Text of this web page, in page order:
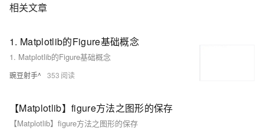
相关文章
1. Matplotlib的Figure基础概念
1. Matplotlib的Figure基础概念
豌豆射手^ 353
【Matplotlib】figure方法之图形的保存
【Matplotlib】figure方法之图形的保存